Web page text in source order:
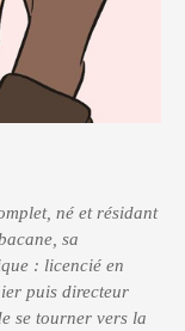
né et résidant
sa
: licencié en
puis directeur
se tourner vers la